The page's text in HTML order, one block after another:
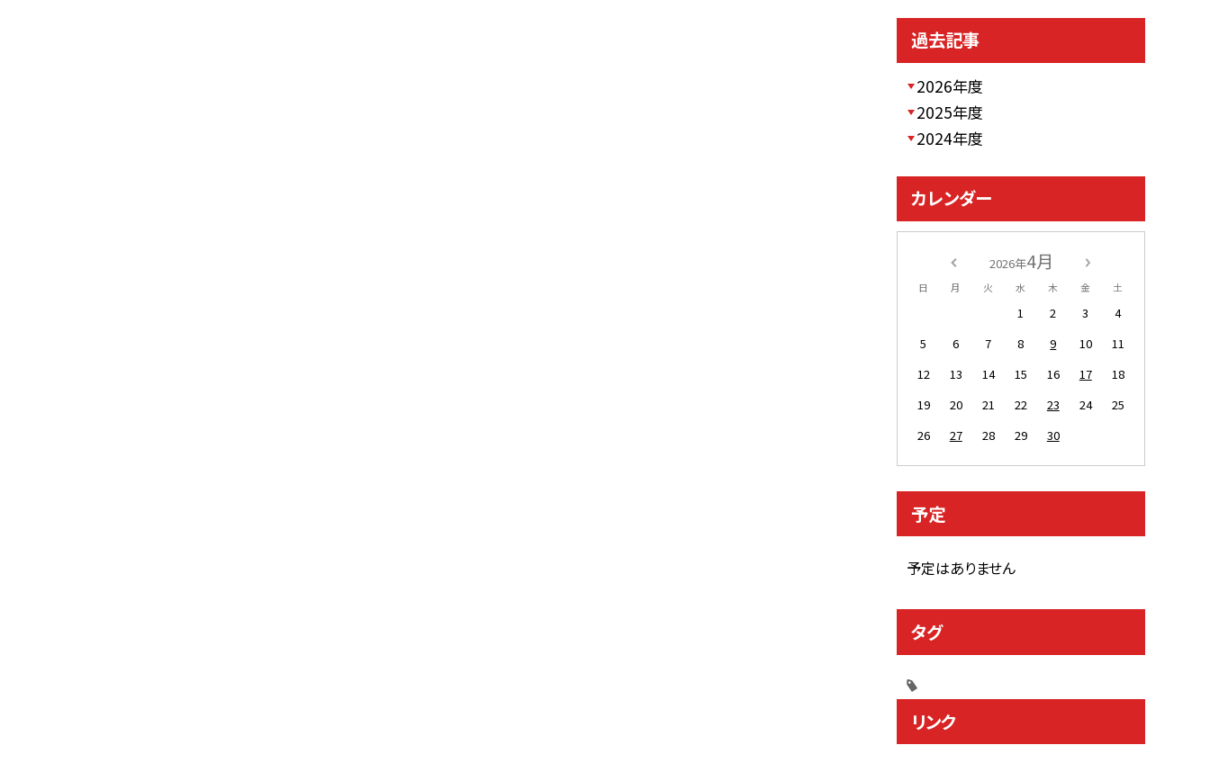
過去記事
2026年度
2025年度
2024年度
カレンダー
2026年4月
日 月 火 水 木 金 土
1 2 3
4
5
6 7 8 9 10
11
12
13 14 15 16 17
18
19
20 21 22 23 24
25
26
27 28 29 30
予定
予定はありません
タグ
リンク